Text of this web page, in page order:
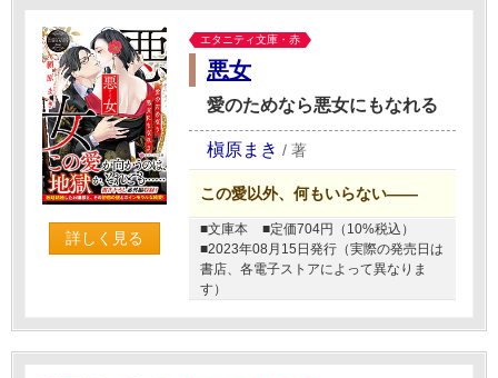
詳しく見る
エタニティ文庫・赤
悪女
愛のためなら悪女にもなれる
槇原まき / 著
この愛以外、何もいらない――
■文庫本
■定価704円（10%税込）
■2023年08月15日発行（実際の発売日は
書店、各電子ストアによって異なりま
す）